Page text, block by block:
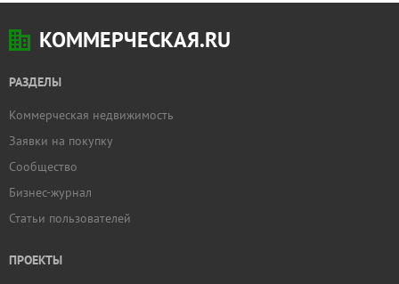
КОММЕРЧЕСКАЯ.RU
РАЗДЕЛЫ
Коммерческая недвижимость
Заявки на покупку
Сообщество
Бизнес-журнал
Статьи пользователей
ПРОЕКТЫ